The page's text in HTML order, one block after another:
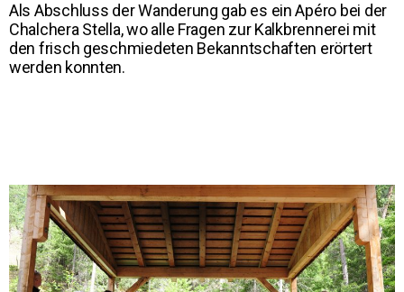
Als Abschluss der Wanderung gab es ein Apéro bei der
Chalchera Stella, wo alle Fragen zur Kalkbrennerei mit
den frisch geschmiedeten Bekanntschaften erörtert
werden konnten.